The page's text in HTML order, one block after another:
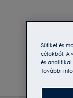
Sütiket és
célokból. A
és analitikai
További